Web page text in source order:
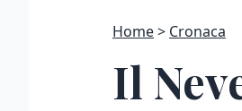
Home Cronaca
Il